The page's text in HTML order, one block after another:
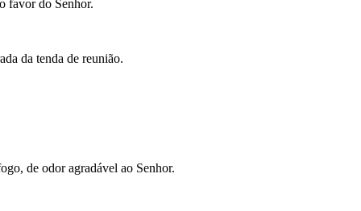
favor do Senhor.
da tenda de reunião.
de odor agradável ao Senhor.